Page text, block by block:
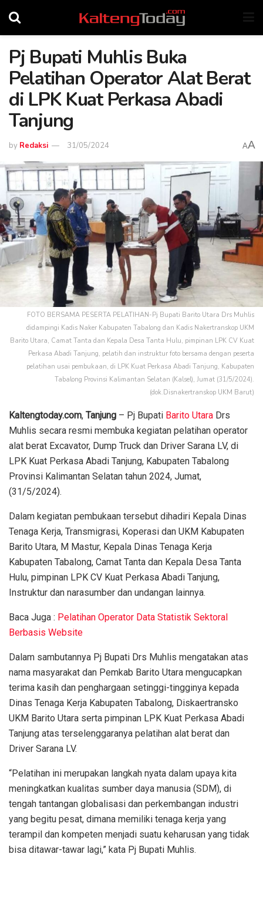
Pj Bupati Muhlis Buka
Pelatihan Operator Alat Berat
di LPK Kuat Perkasa Abadi
Tanjung
by Redaksi 31/05/2024 AA
FOTO BERSAMA PESERTA PELATIHAN-Pj Bupati Barito Utara Drs Muhlis
didampingi Kadis Naker Kabupaten Tabalong dan Kadis Nakertranskop UKM
Barito Utara, Camat Tanta dan Kepala Desa Tanta Hulu, pimpinan LPK CV Kuat
Perkasa Abadi Tanjung, pelatih dan instruktur foto bersama dengan peserta
pelatihan usai pembukaan, di LPK Kuat Perkasa Abadi Tanjung, Kabupaten
Tabalong Provinsi Kalimantan Selatan (Kalsel), Jumat (31/5/2024).
(dok.Disnakertranskop UKM Barut)
Kaltengtoday.com, Tanjung – Pj Bupati Barito Utara Drs
Muhlis secara resmi membuka kegiatan pelatihan operator
alat berat Excavator, Dump Truck dan Driver Sarana LV, di
LPK Kuat Perkasa Abadi Tanjung, Kabupaten Tabalong
Provinsi Kalimantan Selatan tahun 2024, Jumat,
(31/5/2024).
Dalam kegiatan pembukaan tersebut dihadiri Kepala Dinas
Tenaga Kerja, Transmigrasi, Koperasi dan UKM Kabupaten
Barito Utara, M Mastur, Kepala Dinas Tenaga Kerja
Kabupaten Tabalong, Camat Tanta dan Kepala Desa Tanta
Hulu, pimpinan LPK CV Kuat Perkasa Abadi Tanjung,
Instruktur dan narasumber dan undangan lainnya.
Baca Juga : Pelatihan Operator Data Statistik Sektoral
Berbasis Website
Dalam sambutannya Pj Bupati Drs Muhlis mengatakan atas
nama masyarakat dan Pemkab Barito Utara mengucapkan
terima kasih dan penghargaan setinggi-tingginya kepada
Dinas Tenaga Kerja Kabupaten Tabalong, Diskaertransko
UKM Barito Utara serta pimpinan LPK Kuat Perkasa Abadi
Tanjung atas terselenggaranya pelatihan alat berat dan
Driver Sarana LV.
“Pelatihan ini merupakan langkah nyata dalam upaya kita
meningkatkan kualitas sumber daya manusia (SDM), di
tengah tantangan globalisasi dan perkembangan industri
yang begitu pesat, dimana memiliki tenaga kerja yang
terampil dan kompeten menjadi suatu keharusan yang tidak
bisa ditawar-tawar lagi,” kata Pj Bupati Muhlis.